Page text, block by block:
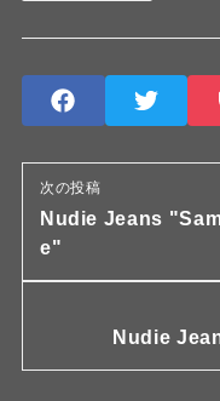
次の投稿
Nudie Jeans
e"
Nudie